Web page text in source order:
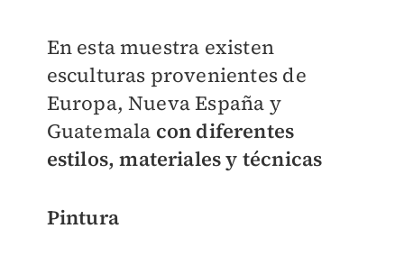
En esta muestra existen
esculturas provenientes de
Europa, Nueva España y
Guatemala con diferentes
estilos, materiales y técnicas
Pintura